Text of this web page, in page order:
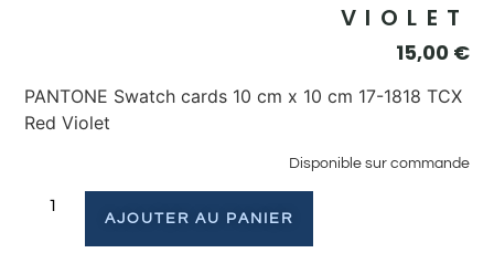
VIOLET
15,00 €
PANTONE Swatch cards 10 cm x 10 cm 17-1818 TCX
Red Violet
Disponible sur commande
AJOUTER AU PANIER